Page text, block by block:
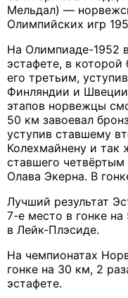
Мельдал) —
Олимпийских игр
На Олимпиаде-1952
эстафете, в
его третьим,
Финляндии и
этапов норвежцы
50 км завоевал
уступив ставшему
Колехмайнену и так
ставшего
Олава Экерна. В
Лучший результат
7-е место в гонке
в Лейк-Плэсиде.
На чемпионатах
гонке на 30 км, 2
эстафете.